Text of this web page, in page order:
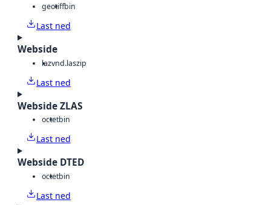
geotiffbin
Last ned
Webside
lazvnd.laszip
Last ned
Webside ZLAS
octetbin
Last ned
Webside DTED
octetbin
Last ned